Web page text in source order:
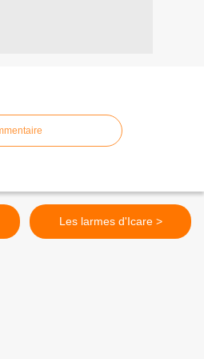
Les larmes d'Icare >